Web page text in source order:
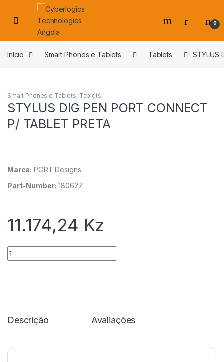
Skip to navigation
Skip to content
0
Início Smart Phones e Tablets Tablets STYLUS
Smart Phones e Tablets, Tablets
STYLUS DIG PEN PORT CONNECT
P/ TABLET PRETA
Marca: PORT Designs
Part-Number: 180627
11.174,24 Kz
Quantidade
Descrição Avaliações